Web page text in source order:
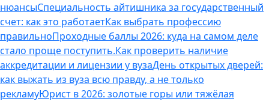
нюансыСпециальность айтишника за государственный
счет: как это работаетКак выбрать профессию
правильноПроходные баллы 2026: куда на самом деле
стало проще поступить.Как проверить наличие
аккредитации и лицензии у вузаДень открытых дверей:
как выжать из вуза всю правду, а не только
рекламуЮрист в 2026: золотые горы или тяжёлая